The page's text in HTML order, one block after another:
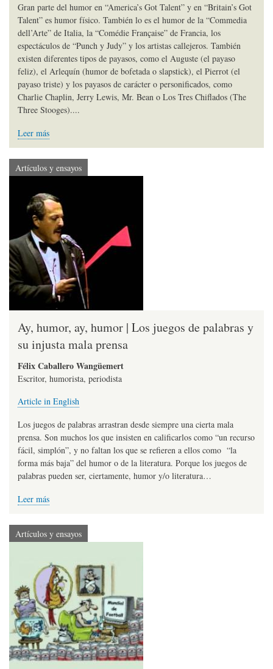
Gran parte del humor en “America’s Got Talent” y en “Britain’s Got
Talent” es humor físico. También lo es el humor de la “Commedia
dell’Arte” de Italia, la “Comédie Française” de Francia, los
espectáculos de “Punch y Judy” y los artistas callejeros. También
existen diferentes tipos de payasos, como el Auguste (el payaso
feliz), el Arlequín (humor de bofetada o slapstick), el Pierrot (el
payaso triste) y los payasos de carácter o personificados, como
Charlie Chaplin, Jerry Lewis, Mr. Bean o Los Tres Chiflados (The
Three Stooges)....
Leer más
Artículos y ensayos
Ay, humor, ay, humor | Los juegos de palabras y
su injusta mala prensa
Félix Caballero Wangüemert
Escritor, humorista, periodista
Article in English
Los juegos de palabras arrastran desde siempre una cierta mala
prensa. Son muchos los que insisten en calificarlos como “un recurso
fácil, simplón”, y no faltan los que se refieren a ellos como “la
forma más baja” del humor o de la literatura. Porque los juegos de
palabras pueden ser, ciertamente, humor y/o literatura…
Leer más
Artículos y ensayos